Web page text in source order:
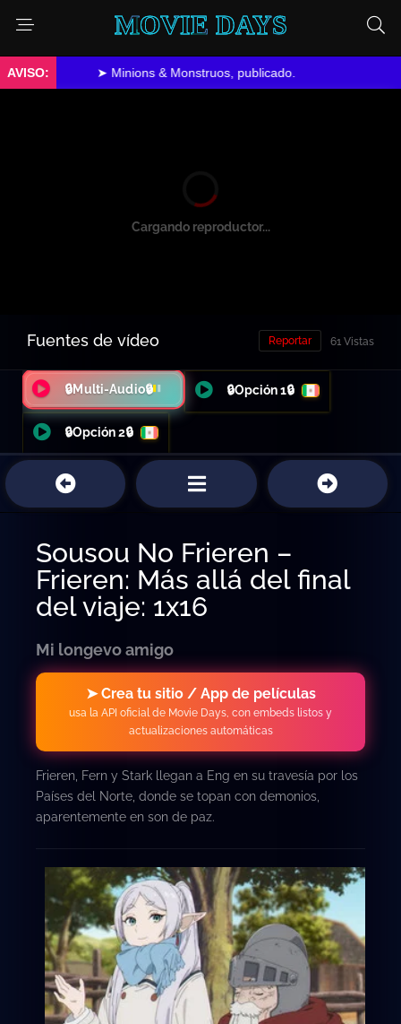
MOVIE DAYS
➤ Minions & Monstruos, publicado.
Cargando reproductor...
Fuentes de vídeo 61 Vistas
Reportar
🔒Multi-Audio🔒 🔒Opción 1🔒
🔒Opción 2🔒
Sousou No Frieren –
Frieren: Más allá del final
del viaje: 1x16
Mi longevo amigo
➤ Crea tu sitio / App de películas
usa la API oficial de Movie Days, con embeds listos y
actualizaciones automáticas
Frieren, Fern y Stark llegan a Eng en su travesía por los
Países del Norte, donde se topan con demonios,
aparentemente en son de paz.